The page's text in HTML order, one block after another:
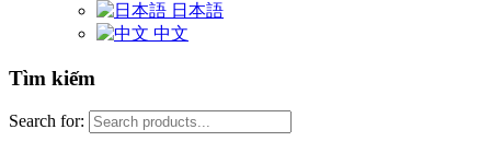
日本語
中文
Tìm kiếm
Search for: